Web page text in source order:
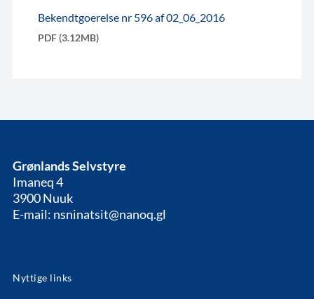
Bekendtgoerelse nr 596 af 02_06_2016
PDF (3.12MB)
Grønlands Selvstyre
Imaneq 4
3900 Nuuk
E-mail: nsninatsit@nanoq.gl
Nyttige links